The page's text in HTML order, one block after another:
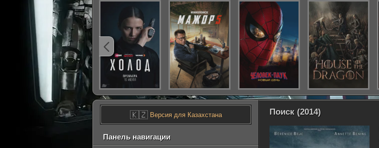
Поиск (2014)
🇰🇿Версия для Казахстана
Панель навигации